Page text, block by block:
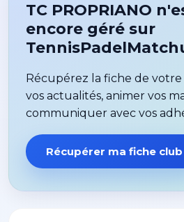
TC PROPRIANO
encore géré sur
Récupérez la fiche de
vos actualités, animer vos
communiquer avec vos
Récupérer ma fiche club